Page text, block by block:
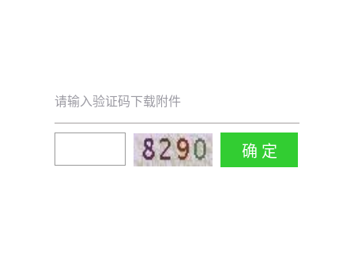
请输入验证码下载附件